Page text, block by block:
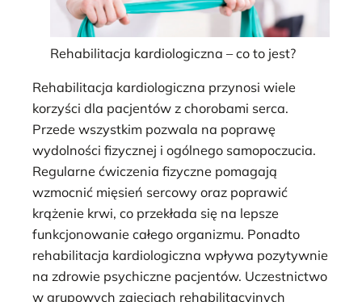
Rehabilitacja kardiologiczna – co to jest?
Rehabilitacja kardiologiczna przynosi wiele
korzyści dla pacjentów z chorobami serca.
Przede wszystkim pozwala na poprawę
wydolności fizycznej i ogólnego samopoczucia.
Regularne ćwiczenia fizyczne pomagają
wzmocnić mięsień sercowy oraz poprawić
krążenie krwi, co przekłada się na lepsze
funkcjonowanie całego organizmu. Ponadto
rehabilitacja kardiologiczna wpływa pozytywnie
na zdrowie psychiczne pacjentów. Uczestnictwo
w grupowych zajęciach rehabilitacyjnych